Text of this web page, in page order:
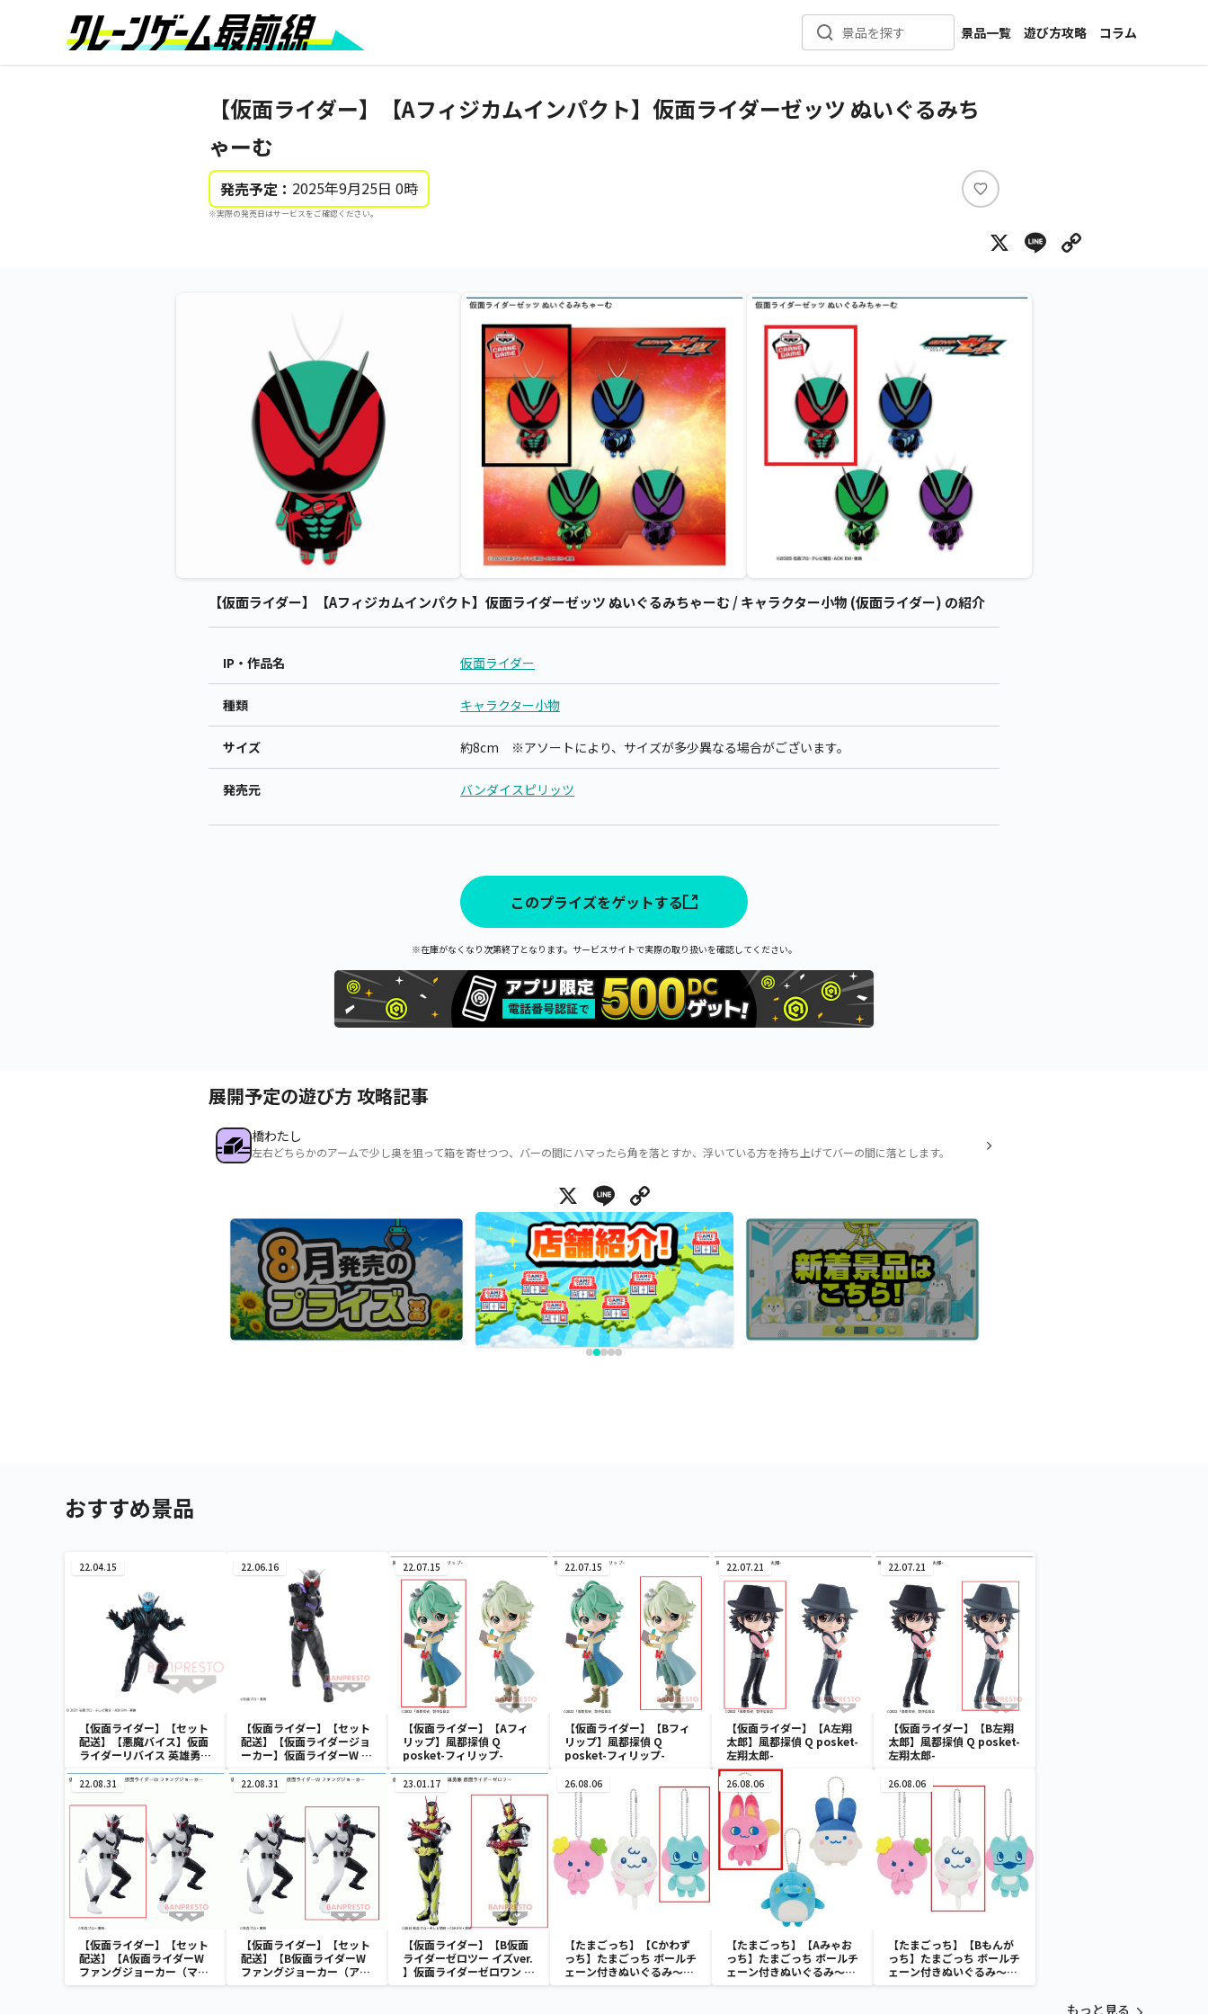
景品を探す
景品一覧
新着景品
カテゴリ一覧
遊び方攻略
コラム
インタビュー
【仮面ライダー】【Aフィジカムインパクト】仮面ライダーゼッツ ぬいぐるみち
ゃーむ
発売予定： 2025年9月25日 0時
※実際の発売日はサービスをご確認ください。
い
ね
X Line
【仮面ライダー】【Aフィジカムインパクト】仮面ライダーゼッツ ぬいぐるみちゃーむ / キャラクター小物 (仮面ライダー) の紹介
IP・作品名 仮面ライダー
種類 キャラクター小物
サイズ 約8cm ※アソートにより、サイズが多少異なる場合がございます。
発売元 バンダイスピリッツ
このプライズをゲットする
※在庫がなくなり次第終了となります。サービスサイトで実際の取り扱いを確認してください。
展開予定の遊び方 攻略記事
橋わたし
左右どちらかのアームで少し奥を狙って箱を寄せつつ、バーの間にハマったら角を落とすか、浮いている方を持ち上げてバーの間に落とします。
X Line
おすすめ景品
22.04.15
【仮面ライダー】【セット
配送】【悪魔バイス】仮面
ライダーリバイス 英雄勇像
22.06.16
【仮面ライダー】【セット
配送】【仮面ライダージョ
ーカー】仮面ライダーW 英
カー
22.07.15
【仮面ライダー】【Aフィ
リップ】風都探偵 Q
posket-フィリップ-
22.07.15
【仮面ライダー】【Bフィ
リップ】風都探偵 Q
posket-フィリップ-
22.07.21
【仮面ライダー】【A左翔
太郎】風都探偵 Q posket-
左翔太郎-
22.07.21
【仮面ライダー】【B左翔
太郎】風都探偵 Q posket-
左翔太郎-
22.08.31
【仮面ライダー】【セット
配送】【A仮面ライダーW
ファングジョーカー（マキ
シマムセイバーver.)】仮面
22.08.31
【仮面ライダー】【セット
配送】【B仮面ライダーW
ファングジョーカー（アー
ムセイバーver.)】仮面ライ
23.01.17
【仮面ライダー】【B仮面
ライダーゼロツー イズver.
】仮面ライダーゼロワン 英
雄勇像 仮面ライダーゼロツ
26.08.06
【たまごっち】【Cかわず
っち】たまごっち ボールチ
ェーン付きぬいぐるみ～
Tamagotchi Paradise～
26.08.06
【たまごっち】【Aみゃお
っち】たまごっち ボールチ
ェーン付きぬいぐるみ～
Tamagotchi Paradise～
26.08.06
【たまごっち】【Bもんが
っち】たまごっち ボールチ
ェーン付きぬいぐるみ～
Tamagotchi Paradise～
もっと見る